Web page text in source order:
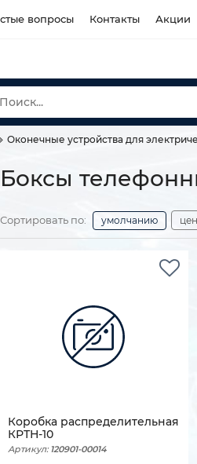
вопросы Контакты Акции
Оконечные устройства для
Боксы
Сортировать по: умолчанию
Коробка распределительная
КРТН-10
Артикул: 120901-00014